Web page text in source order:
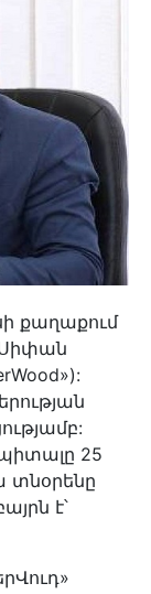
քաղաքում
Սիփան
25
տնօրենը
է՝